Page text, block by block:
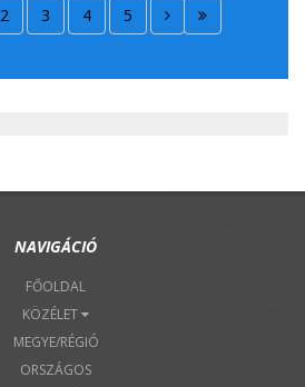
2 3 4 5
NAVIGÁCIÓ
FŐOLDAL
KÖZÉLET
MEGYE/RÉGIÓ
ORSZÁGOS